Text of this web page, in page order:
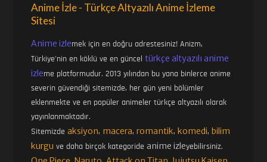
Anime İzle - Türkçe Altyazılı Anime İzleme
Sitesi
Anime izlemek için en doğru adrestesiniz! Anizm,
Türkiye'nin en köklü ve en günceltürkçe altyazılı anime
izleme platformudur. 2013 yılından bu yana binlerce anime
severin güvendiği sitemizde, her gün yeni bölümler
eklenmekte ve en popüler animeler türkçe altyazılı olarak
yayınlanmaktadır.
Sitemizdeaksiyon, macera,romantik, komedi, bilim
kurgu ve daha birçok kategoride anime izleyebilirsiniz.